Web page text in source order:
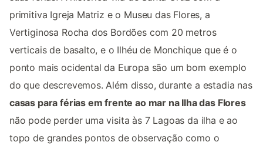
primitiva Igreja Matriz e o Museu das Flores, a
Vertiginosa Rocha dos Bordões com 20 metros
verticais de basalto, e o Ilhéu de Monchique que é o
ponto mais ocidental da Europa são um bom exemplo
do que descrevemos. Além disso, durante a estadia nas
casas para férias em frente ao mar na Ilha das Flores
não pode perder uma visita às 7 Lagoas da ilha e ao
topo de grandes pontos de observação como o